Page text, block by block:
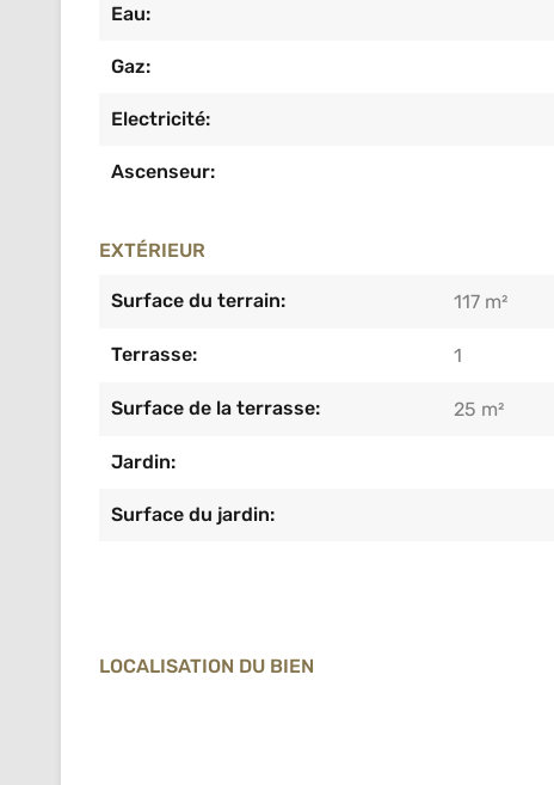
Eau:
Gaz:
Electricité:
Ascenseur:
EXTÉRIEUR
Surface du terrain: 117 m²
Terrasse: 1
Surface de la terrasse: 25 m²
Jardin:
Surface du jardin:
LOCALISATION DU BIEN